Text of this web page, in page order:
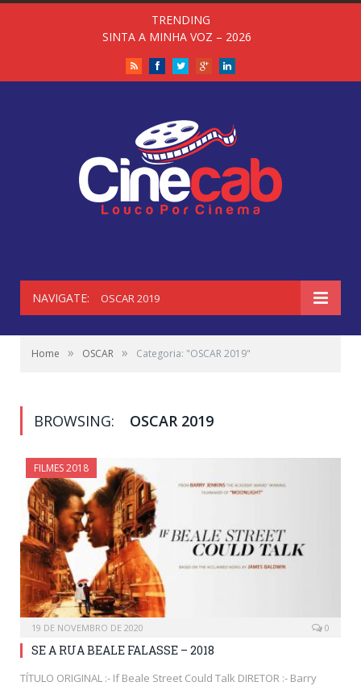
TRENDING
SINTA A MINHA VOZ – 2026
RSS FacebookTwitterGoogle+LinkedIn
NAVIGATE: OSCAR 2019
Home » OSCAR » Categoria: "OSCAR 2019"
BROWSING: OSCAR 2019
FILMES 2018
19 DE NOVEMBRO DE 2020 0
SE A RUA BEALE FALASSE – 2018
TÍTULO ORIGINAL :- If Beale Street Could Talk DIRETOR :- Barry